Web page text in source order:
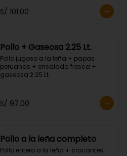
S/ 101.00
Pollo + Gaseosa 2.25 Lt.
Pollo jugoso a la leña + papas
peruanas + ensalada fresca +
gaseosa 2.25 Lt.
S/ 97.00
Pollo a la leña completo
Pollo entero a la leña + crocantes